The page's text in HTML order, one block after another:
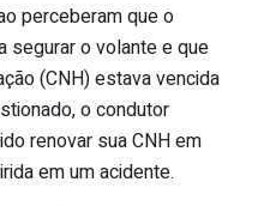
perceberam que o
segurar o volante e que
(CNH) estava vencida
o condutor
renovar sua CNH em
em um acidente.